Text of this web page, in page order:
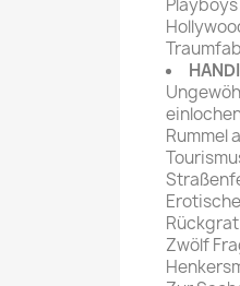
Rummel
Zwölf